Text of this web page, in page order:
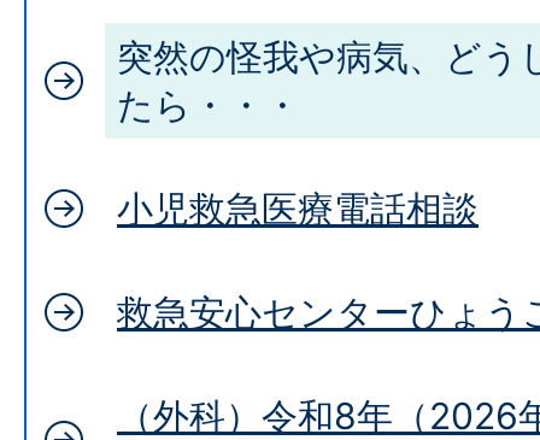
突然の怪我や病気、どう
たら・・・
小児救急医療電話相談
救急安心センターひょう
（外科）令和8年（2026